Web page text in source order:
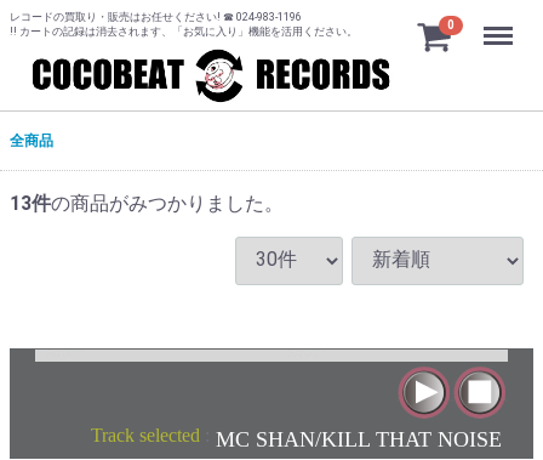
レコードの買取り・販売はお任せください! ☎ 024-983-1196
!! カートの記録は消去されます、「お気に入り」機能を活用ください。
0 Menu
全商品
13件の商品がみつかりました。
Track selected : MC SHAN/KILL THAT NOISE